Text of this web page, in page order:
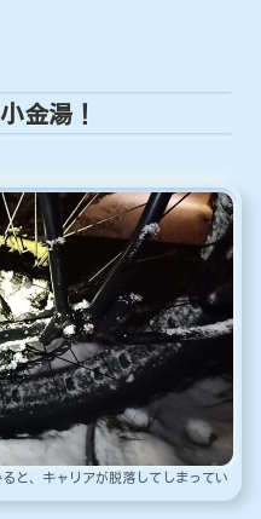
金湯！
と、キャリアが脱落してしまってい